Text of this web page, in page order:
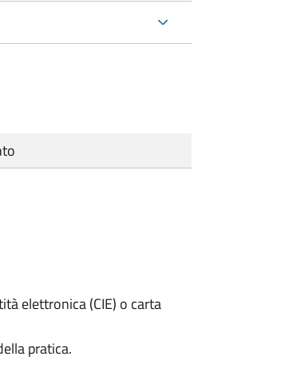
elettronica (CIE) o carta
pratica.